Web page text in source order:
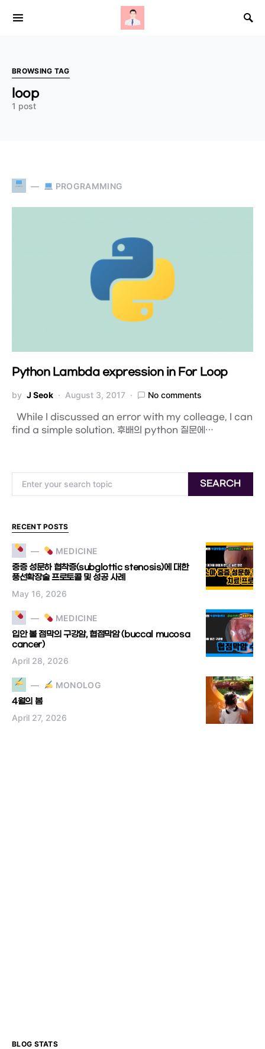
Search for:
BROWSING TAG
loop
1 post
PROGRAMMING
Python Lambda expression in For Loop
by J Seok August 3, 2017 No comments
While I discussed an error with my colleage, I can
find a simple solution. 후배의 python 질문에…
SEARCH
RECENT POSTS
MEDICINE
중증 성문하 협착증(subglottic stenosis)에 대한
풍선확장술 프로토콜 및 성공 사례
May 16, 2026
MEDICINE
입안 볼 점막의 구강암, 협점막암 (buccal mucosa
cancer)
April 28, 2026
MONOLOG
4월의 봄
April 27, 2026
BLOG STATS